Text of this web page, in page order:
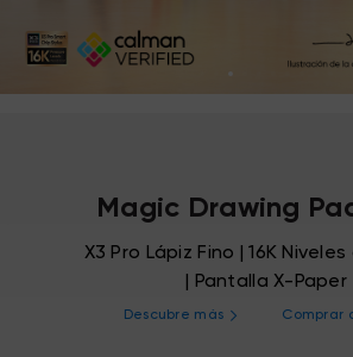
Magic Drawing
X3 Pro Lápiz Fino | 16K
| Pantalla X-Paper
Descubre más Comprar